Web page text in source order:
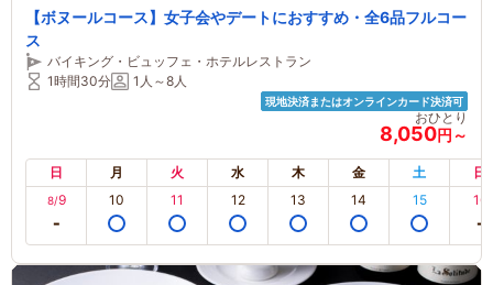
【ボヌールコース】女子会やデートにおすすめ・全6品フルコー
ス
バイキング・ビュッフェ・ホテルレストラン
1時間30分
1人～8人
現地決済またはオンラインカード決済可
おひとり
8,050円～
日 月 火 水 木 金 土 日
8/9 10 11 12 13 14 15 16